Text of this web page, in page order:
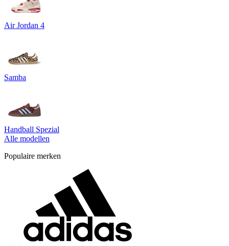
Air Jordan 4
Samba
Handball Spezial
Alle modellen
Populaire merken